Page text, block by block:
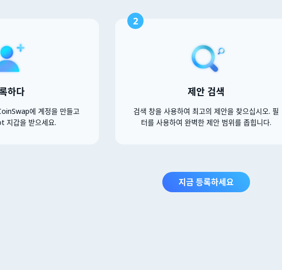
하다
에 계정을 만들고
지갑을 받으세요.
2
제안 검색
검색 창을 사용하여 최고의 제안을 찾으십시오. 필
터를 사용하여 완벽한 제안 범위를 좁힙니다.
지금 등록하세요